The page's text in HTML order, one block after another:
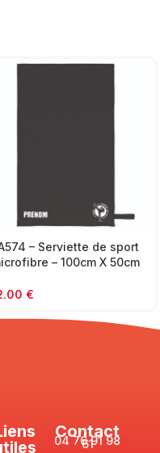
– Serviette de sport
– 100cm X 50cm
€
Contact
04 76 91 98
61